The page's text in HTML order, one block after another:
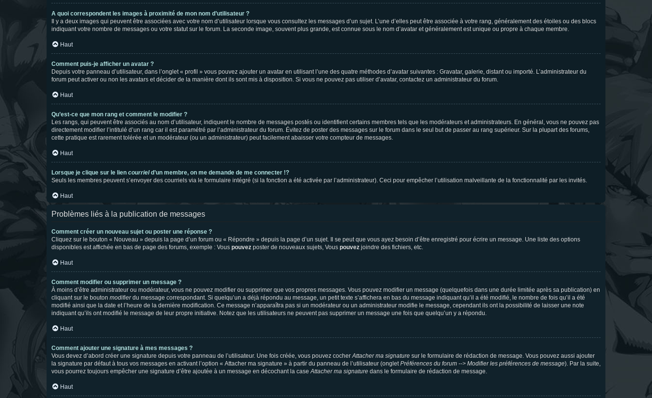
A quoi correspondent les images à proximité de mon nom d’utilisateur ?
Il y a deux images qui peuvent être associées avec votre nom d’utilisateur lorsque vous consultez les messages d’un sujet. L’une d’elles peut être associée à votre rang, généralement des étoiles ou des blocs
indiquant votre nombre de messages ou votre statut sur le forum. La seconde image, souvent plus grande, est connue sous le nom d’avatar et généralement est unique ou propre à chaque membre.
Haut
Comment puis-je afficher un avatar ?
Depuis votre panneau d’utilisateur, dans l’onglet « profil » vous pouvez ajouter un avatar en utilisant l’une des quatre méthodes d’avatar suivantes : Gravatar, galerie, distant ou importé. L’administrateur du
forum peut activer ou non les avatars et décider de la manière dont ils sont mis à disposition. Si vous ne pouvez pas utiliser d’avatar, contactez un administrateur du forum.
Haut
Qu’est-ce que mon rang et comment le modifier ?
Les rangs, qui peuvent être associés au nom d’utilisateur, indiquent le nombre de messages postés ou identifient certains membres tels que les modérateurs et administrateurs. En général, vous ne pouvez pas
directement modifier l’intitulé d’un rang car il est paramétré par l’administrateur du forum. Évitez de poster des messages sur le forum dans le seul but de passer au rang supérieur. Sur la plupart des forums,
cette pratique est rarement tolérée et un modérateur (ou un administrateur) peut facilement abaisser votre compteur de messages.
Haut
Lorsque je clique sur le lien courrield’un membre, on me demande de me connecter !?
Seuls les membres peuvent s’envoyer des courriels via le formulaire intégré (si la fonction a été activée par l’administrateur). Ceci pour empêcher l’utilisation malveillante de la fonctionnalité par les invités.
Haut
Problèmes liés à la publication de messages
Comment créer un nouveau sujet ou poster une réponse ?
Cliquez sur le bouton « Nouveau » depuis la page d’un forum ou « Répondre » depuis la page d’un sujet. Il se peut que vous ayez besoin d’être enregistré pour écrire un message. Une liste des options
disponibles est affichée en bas de page des forums, exemple : Vous pouvez poster de nouveaux sujets, Vous pouvez joindre des fichiers, etc.
Haut
Comment modifier ou supprimer un message ?
À moins d’être administrateur ou modérateur, vous ne pouvez modifier ou supprimer que vos propres messages. Vous pouvez modifier un message (quelquefois dans une durée limitée après sa publication) en
cliquant sur le bouton modifierdu message correspondant. Si quelqu’un a déjà répondu au message, un petit texte s’affichera en bas du message indiquant qu’il a été modifié, le nombre de fois qu’il a été
modifié ainsi que la date et l’heure de la dernière modification. Ce message n’apparaîtra pas si un modérateur ou un administrateur modifie le message, cependant ils ont la possibilité de laisser une note
indiquant qu’ils ont modifié le message de leur propre initiative. Notez que les utilisateurs ne peuvent pas supprimer un message une fois que quelqu’un y a répondu.
Haut
Comment ajouter une signature à mes messages ?
Vous devez d’abord créer une signature depuis votre panneau de l’utilisateur. Une fois créée, vous pouvez cocherAttacher ma signature sur le formulaire de rédaction de message. Vous pouvez aussi ajouter
la signature par défaut à tous vos messages en activant l’option « Attacher ma signature » à partir du panneau de l’utilisateur (ongletPréférences du forum --> Modifier les préférences de message). Par la suite,
vous pourrez toujours empêcher une signature d’être ajoutée à un message en décochant la caseAttacher ma signature dans le formulaire de rédaction de message.
Haut